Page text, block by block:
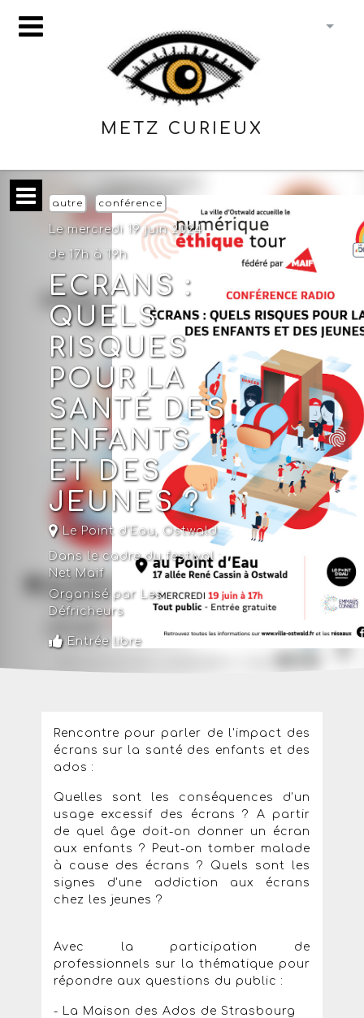
METZ CURIEUX
autre conférence
Le mercredi 19 juin 2024
de 17h à 19h
ECRANS :
QUELS
RISQUES
POUR LA
SANTÉ DES
ENFANTS
ET DES
JEUNES ?
Le Point d'Eau, Ostwald
Dans le cadre du festival :
Net Maif
Organisé par Les
Défricheurs
Entrée libre
Rencontre pour parler de l'impact des
écrans sur la santé des enfants et des
ados :
Quelles sont les conséquences d'un
usage excessif des écrans ? A partir
de quel âge doit-on donner un écran
aux enfants ? Peut-on tomber malade
à cause des écrans ? Quels sont les
signes d'une addiction aux écrans
chez les jeunes ?
Avec la participation de
professionnels sur la thématique pour
répondre aux questions du public :
- La Maison des Ados de Strasbourg